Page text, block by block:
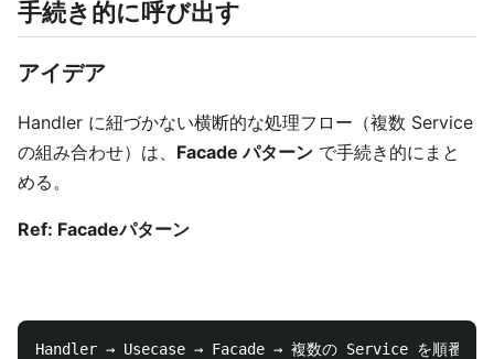
手続き的に呼び出す
アイデア
Handler に紐づかない横断的な処理フロー（複数 Service
の組み合わせ）は、 Facade パターン で手続き的にまと
める。
Ref: Facadeパターン
Handler → Usecase → Facade → 複数の Service を順番に